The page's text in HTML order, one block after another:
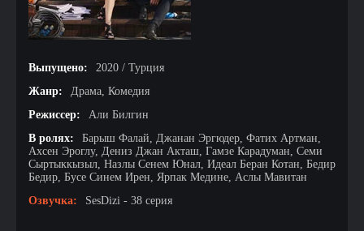
Выпущено:
2020 / Турция
Жанр:
Драма, Комедия
Режиссер:
Али Билгин
В ролях:
Барыш Фалай, Джанан Эргюдер, Фатих Артман,
Ахсен Эроглу, Дениз Джан Акташ, Гамзе Карадуман, Семи
Сыртыккызыл, Назлы Сенем Юнал, Идеал Беран Котан, Бедир
Бедир, Бусе Синем Ирен, Ярпак Медине, Аслы Мавитан
Озвучка:
SesDizi - 38 серия